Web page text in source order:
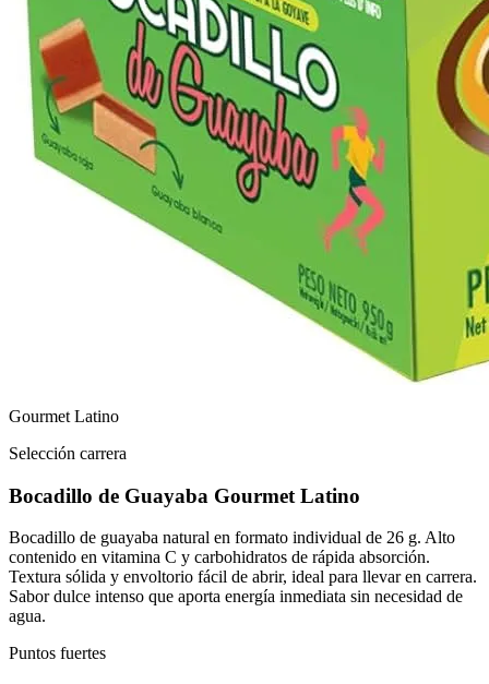
Gourmet Latino
Selección carrera
Bocadillo de Guayaba Gourmet Latino
Bocadillo de guayaba natural en formato individual de 26 g. Alto
contenido en vitamina C y carbohidratos de rápida absorción.
Textura sólida y envoltorio fácil de abrir, ideal para llevar en carrera.
Sabor dulce intenso que aporta energía inmediata sin necesidad de
agua.
Puntos fuertes